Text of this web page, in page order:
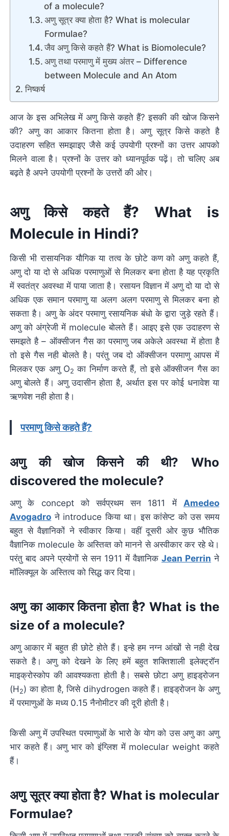
of a molecule?
अणु सूत्र क्या होता है? What is molecular
Formulae?
जैव अणु किसे कहते हैं? What is Biomolecule?
अणु तथा परमाणु में मुख्य अंतर – Difference
between Molecule and An Atom
निष्कर्ष
आज के इस अभिलेख में अणु किसे कहते हैं? इसकी की खोज किसने
की? अणु का आकार कितना होता है। अणु सूत्र किसे कहते है
उदाहरण सहित समझाइए जैसे कई उपयोगी प्रश्नों का उत्तर आपको
मिलने वाला है। प्रश्नों के उत्तर को ध्यानपूर्वक पढ़ें। तो चलिए अब
बढ़ते है अपने उपयोगी प्रश्नों के उत्तरों की ओर।
अणु किसे कहते हैं? What is
Molecule in Hindi?
किसी भी रासायनिक यौगिक या तत्व के छोटे कण को अणु कहते हैं,
अणु दो या दो से अधिक परमाणुओं से मिलकर बना होता है यह प्रकृति
में स्वतंत्र अवस्था में पाया जाता है। रसायन विज्ञान में अणु दो या दो से
अधिक एक समान परमाणु या अलग अलग परमाणु से मिलकर बना हो
सकता है। अणु के अंदर परमाणु रसायनिक बंधो के द्वारा जुड़े रहते हैं।
अणु को अंग्रेजी में molecule बोलते हैं। आइए इसे एक उदाहरण से
समझते है – ऑक्सीजन गैस का परमाणु जब अकेले अवस्था में होता है
तो इसे गैस नही बोलते है। परंतु जब दो ऑक्सीजन परमाणु आपस में
मिलकर एक अणु O2 का निर्माण करते हैं, तो इसे ऑक्सीजन गैस का
अणु बोलते हैं। अणु उदासीन होता है, अर्थात इस पर कोई धनावेश या
ऋणवेश नही होता है।
परमाणु किसे कहते हैं?
अणु की खोज किसने की थी? Who
discovered the molecule?
अणु के concept को सर्वप्रथम सन 1811 में Amedeo
Avogadro ने introduce किया था। इस कांसेप्ट को उस समय
बहुत से वैज्ञानिकों ने स्वीकार किया। वहीं दूसरी ओर कुछ भौतिक
वैज्ञानिक molecule के अस्तिव्त को मानने से अस्वीकार कर रहे थे।
परंतु बाद अपने प्रयोगों से सन 1911 में वैज्ञानिक Jean Perrin ने
मॉलिक्यूल के अस्तित्व को सिद्ध कर दिया।
अणु का आकार कितना होता है? What is the
size of a molecule?
अणु आकार में बहुत ही छोटे होते हैं। इन्हे हम नग्न आंखों से नही देख
सकते है। अणु को देखने के लिए हमें बहुत शक्तिशाली इलेक्ट्रॉन
माइक्रोस्कोप की आवश्यकता होती है। सबसे छोटा अणु हाइड्रोजन
(H 2) का होता है, जिसे dihydrogen कहते हैं। हाइड्रोजन के अणु
में परमाणुओं के मध्य 0.15 नैनोमीटर की दूरी होती है।
किसी अणु में उपस्थित परमाणुओं के भारो के योग को उस अणु का अणु
भार कहते हैं। अणु भार को इंग्लिश में molecular weight कहते
हैं।
अणु सूत्र क्या होता है? What is molecular
Formulae?